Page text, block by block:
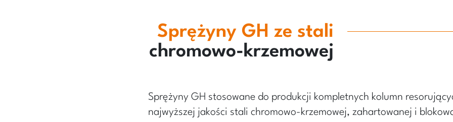
Sprężyny GH ze stali
chromowo-krzemowej
Sprężyny GH stosowane do produkcji kompletnych kolumn
najwyższej jakości stali chromowo-krzemowej, zahartowanej i